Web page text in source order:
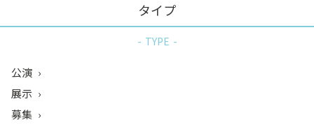
タイプ
TYPE
公演
展示
募集